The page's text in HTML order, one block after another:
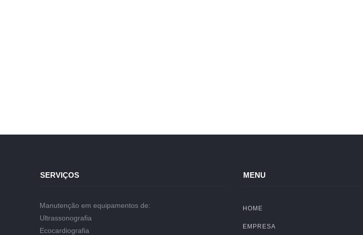
SERVIÇOS
Manutenção em equipamentos de:
Ultrassonografia
Ecocardiografia
MENU
HOME
EMPRESA